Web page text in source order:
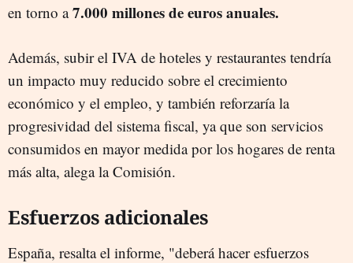
en torno a7.000 millones de euros anuales.
Además, subir el IVA de hoteles y restaurantes tendría
un impacto muy reducido sobre el crecimiento
económico y el empleo, y también reforzaría la
progresividad del sistema fiscal, ya que son servicios
consumidos en mayor medida por los hogares de renta
más alta, alega la Comisión.
Esfuerzos adicionales
España, resalta el informe, "deberá hacer esfuerzos